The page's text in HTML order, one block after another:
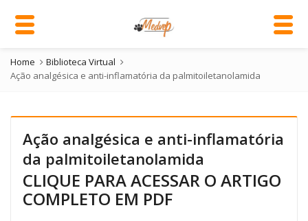
Home
Biblioteca Virtual
Ação analgésica e anti-inflamatória da palmitoiletanolamida
Ação analgésica e anti-inflamatória
da palmitoiletanolamida
CLIQUE PARA ACESSAR O ARTIGO
COMPLETO EM PDF